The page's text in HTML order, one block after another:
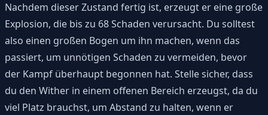
Nachdem dieser Zustand fertig ist, erzeugt er eine große
Explosion, die bis zu 68 Schaden verursacht. Du solltest
also einen großen Bogen um ihn machen, wenn das
passiert, um unnötigen Schaden zu vermeiden, bevor
der Kampf überhaupt begonnen hat. Stelle sicher, dass
du den Wither in einem offenen Bereich erzeugst, da du
viel Platz brauchst, um Abstand zu halten, wenn er